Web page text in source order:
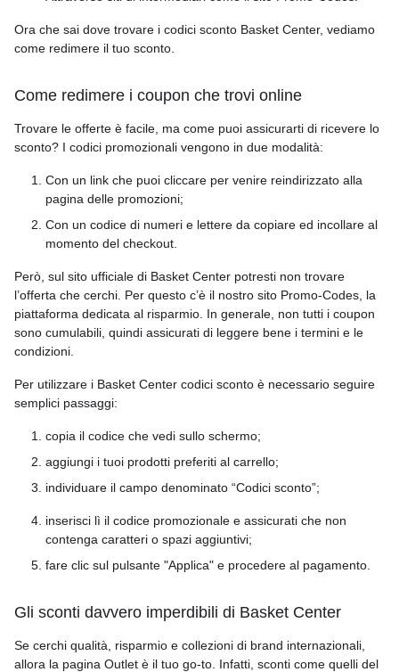
Ora che sai dove trovare i codici sconto Basket Center, vediamo
come redimere il tuo sconto.
Come redimere i coupon che trovi online
Trovare le offerte è facile, ma come puoi assicurarti di ricevere lo
sconto? I codici promozionali vengono in due modalità:
Con un link che puoi cliccare per venire reindirizzato alla
pagina delle promozioni;
Con un codice di numeri e lettere da copiare ed incollare al
momento del checkout.
Però, sul sito ufficiale di Basket Center potresti non trovare
l’offerta che cerchi. Per questo c’è il nostro sito Promo-Codes, la
piattaforma dedicata al risparmio. In generale, non tutti i coupon
sono cumulabili, quindi assicurati di leggere bene i termini e le
condizioni.
Per utilizzare i Basket Center codici sconto è necessario seguire
semplici passaggi:
copia il codice che vedi sullo schermo;
aggiungi i tuoi prodotti preferiti al carrello;
individuare il campo denominato “Codici sconto”;
inserisci lì il codice promozionale e assicurati che non
contenga caratteri o spazi aggiuntivi;
fare clic sul pulsante "Applica" e procedere al pagamento.
Gli sconti davvero imperdibili di Basket Center
Se cerchi qualità, risparmio e collezioni di brand internazionali,
allora la pagina Outlet è il tuo go-to. Infatti, sconti come quelli del